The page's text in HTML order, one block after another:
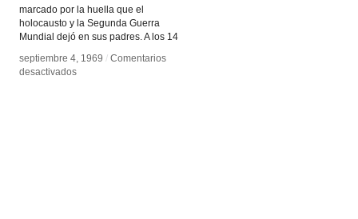
marcado por la huella que el
holocausto y la Segunda Guerra
Mundial dejó en sus padres. A los 14
septiembre 4, 1969 / Comentarios
desactivadosen
septiembre 4, 1969 / Comentarios
desactivadosen